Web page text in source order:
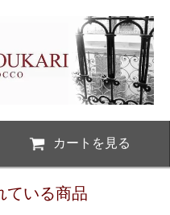
カートを見る
ている商品